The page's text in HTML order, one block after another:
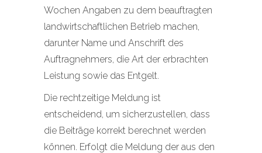
Wochen Angaben zu dem beauftragten
landwirtschaftlichen Betrieb machen,
darunter Name und Anschrift des
Auftragnehmers, die Art der erbrachten
Leistung sowie das Entgelt.
Die rechtzeitige Meldung ist
entscheidend, um sicherzustellen, dass
die Beiträge korrekt berechnet werden
können. Erfolgt die Meldung der aus den